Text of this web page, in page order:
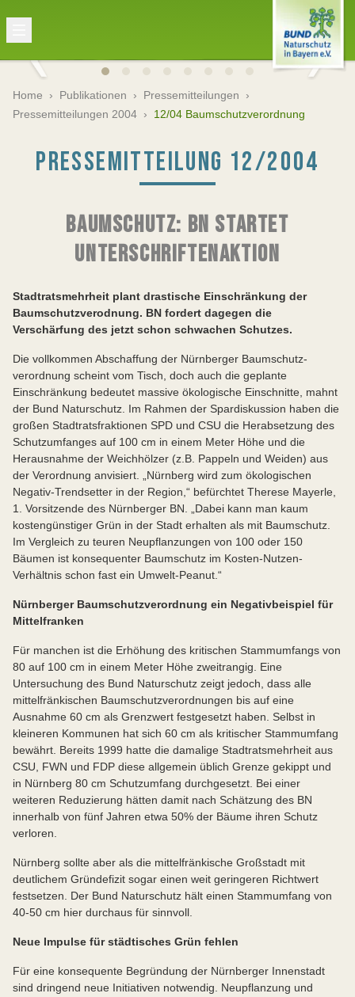
Home › Publikationen › Pressemitteilungen ›
Pressemitteilungen 2004 › 12/04 Baumschutzverordnung
PRESSEMITTEILUNG 12/2004
BAUMSCHUTZ: BN STARTET
UNTERSCHRIFTENAKTION
Stadtratsmehrheit plant drastische Einschränkung der
Baumschutzverodnung. BN fordert dagegen die
Verschärfung des jetzt schon schwachen Schutzes.
Die vollkommen Abschaffung der Nürnberger Baumschutz-
verordnung scheint vom Tisch, doch auch die geplante
Einschränkung bedeutet massive ökologische Einschnitte, mahnt
der Bund Naturschutz. Im Rahmen der Spardiskussion haben die
großen Stadtratsfraktionen SPD und CSU die Herabsetzung des
Schutzumfanges auf 100 cm in einem Meter Höhe und die
Herausnahme der Weichhölzer (z.B. Pappeln und Weiden) aus
der Verordnung anvisiert. „Nürnberg wird zum ökologischen
Negativ-Trendsetter in der Region,“ befürchtet Therese Mayerle,
1. Vorsitzende des Nürnberger BN. „Dabei kann man kaum
kostengünstiger Grün in der Stadt erhalten als mit Baumschutz.
Im Vergleich zu teuren Neupflanzungen von 100 oder 150
Bäumen ist konsequenter Baumschutz im Kosten-Nutzen-
Verhältnis schon fast ein Umwelt-Peanut.“
Nürnberger Baumschutzverordnung ein Negativbeispiel für
Mittelfranken
Für manchen ist die Erhöhung des kritischen Stammumfangs von
80 auf 100 cm in einem Meter Höhe zweitrangig. Eine
Untersuchung des Bund Naturschutz zeigt jedoch, dass alle
mittelfränkischen Baumschutzverordnungen bis auf eine
Ausnahme 60 cm als Grenzwert festgesetzt haben. Selbst in
kleineren Kommunen hat sich 60 cm als kritischer Stammumfang
bewährt. Bereits 1999 hatte die damalige Stadtratsmehrheit aus
CSU, FWN und FDP diese allgemein üblich Grenze gekippt und
in Nürnberg 80 cm Schutzumfang durchgesetzt. Bei einer
weiteren Reduzierung hätten damit nach Schätzung des BN
innerhalb von fünf Jahren etwa 50% der Bäume ihren Schutz
verloren.
Nürnberg sollte aber als die mittelfränkische Großstadt mit
deutlichem Gründefizit sogar einen weit geringeren Richtwert
festsetzen. Der Bund Naturschutz hält einen Stammumfang von
40-50 cm hier durchaus für sinnvoll.
Neue Impulse für städtisches Grün fehlen
Für eine konsequente Begründung der Nürnberger Innenstadt
sind dringend neue Initiativen notwendig. Neupflanzung und